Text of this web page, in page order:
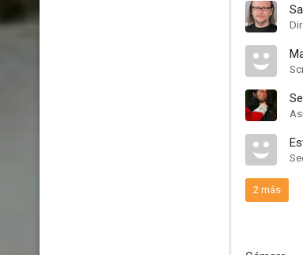
2 más